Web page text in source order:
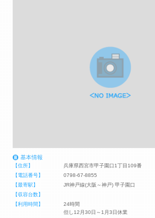
基本情報
【住所】
兵庫県西宮市甲子園口1丁目109番
【電話番号】
0798-67-8855
【最寄駅】
JR神戸線(大阪～神戸) 甲子園口
【収容台数】
【利用時間】
24時間
但し12月30日～1月3日休業